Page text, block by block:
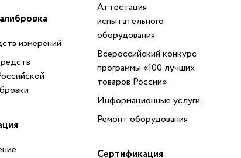
измерений
Аттестация
испытательного
оборудования
Всероссийский конкурс
программы «100 лучших
товаров России»
Информационные услуги
Ремонт оборудования
Сертификация